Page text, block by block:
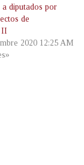
diputados por
de
II
2020 12:25 AM